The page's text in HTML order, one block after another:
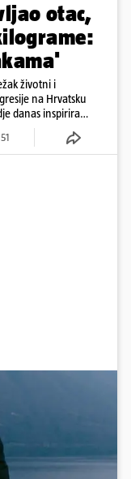
otac,
životni i
na Hrvatsku
danas inspirira
51